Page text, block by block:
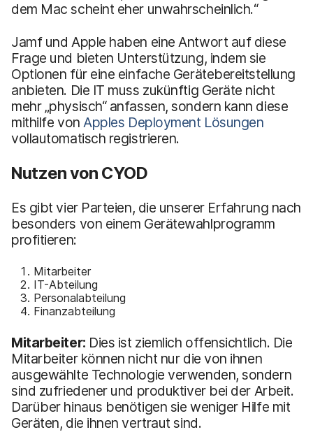
dem Mac scheint eher unwahrscheinlich.“
Jamf und Apple haben eine Antwort auf diese
Frage und bieten Unterstützung, indem sie
Optionen für eine einfache Gerätebereitstellung
anbieten. Die IT muss zukünftig Geräte nicht
mehr „physisch“ anfassen, sondern kann diese
mithilfe von Apples Deployment Lösungen
vollautomatisch registrieren.
Nutzen von CYOD
Es gibt vier Parteien, die unserer Erfahrung nach
besonders von einem Gerätewahlprogramm
profitieren:
Mitarbeiter
IT-Abteilung
Personalabteilung
Finanzabteilung
Mitarbeiter: Dies ist ziemlich offensichtlich. Die
Mitarbeiter können nicht nur die von ihnen
ausgewählte Technologie verwenden, sondern
sind zufriedener und produktiver bei der Arbeit.
Darüber hinaus benötigen sie weniger Hilfe mit
Geräten, die ihnen vertraut sind.